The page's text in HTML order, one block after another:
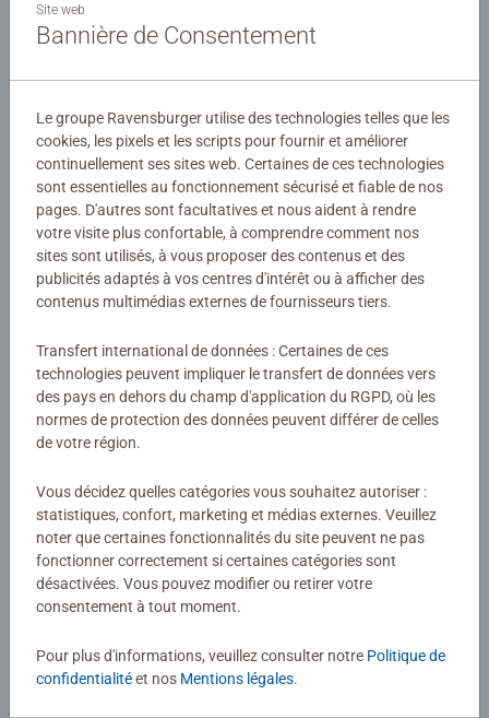
Description
Découvrez de nouveaux puzzles adultes de 200 pièces,
l'activité puzzle. A travers ces nouvelles images
tendances, prenez votre "pause puzzle" et offrez-vous un
petit moment d'évasion et de relaxation.
Les puzzles Ravensburger sont synonymes de plaisir et
de qualité supérieure. Ils sont le fruit d'une expertise de
plusieurs décennies dans la production de puzzles et
d'une grande exigence en matière de matériaux, d'images
et de design.
Détails
Numéro d'article:
13307
EAN:
4005556133079
Avertissements et informations du fabricant
Produits similaires
Aucune évaluation n'a encore été
soumise
0/0
Rédiger une évaluation
Site web
Bannière de Consentement
Le groupe Ravensburger utilise des technologies telles que les
cookies, les pixels et les scripts pour fournir et améliorer
continuellement ses sites web. Certaines de ces technologies
sont essentielles au fonctionnement sécurisé et fiable de nos
pages. D'autres sont facultatives et nous aident à rendre
votre visite plus confortable, à comprendre comment nos
sites sont utilisés, à vous proposer des contenus et des
publicités adaptés à vos centres d'intérêt ou à afficher des
contenus multimédias externes de fournisseurs tiers.
Transfert international de données : Certaines de ces
technologies peuvent impliquer le transfert de données vers
des pays en dehors du champ d'application du RGPD, où les
normes de protection des données peuvent différer de celles
de votre région.
Vous décidez quelles catégories vous souhaitez autoriser :
statistiques, confort, marketing et médias externes. Veuillez
noter que certaines fonctionnalités du site peuvent ne pas
fonctionner correctement si certaines catégories sont
désactivées. Vous pouvez modifier ou retirer votre
consentement à tout moment.
Pour plus d'informations, veuillez consulter notre Politique de
confidentialitéet nos Mentions légales.